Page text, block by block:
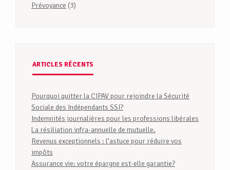
Prévoyance (3)
ARTICLES RÉCENTS
Pourquoi quitter la CIPAV pour rejoindre la Sécurité
Sociale des Indépendants SSI?
Indemnités journalières pour les professions libérales
La résiliation infra-annuelle de mutuelle.
Revenus exceptionnels : l’astuce pour réduire vos
impôts
Assurance vie: votre épargne est-elle garantie?